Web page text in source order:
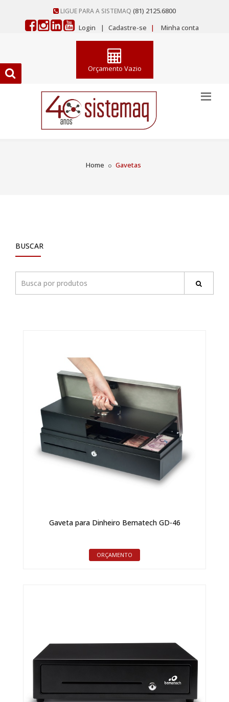
LIGUE PARA A SISTEMAQ (81) 2125.6800
Login
| Cadastre-se | Minha conta
Orçamento Vazio
Home Gavetas
BUSCAR
Gaveta para Dinheiro Bematech GD-46
ORÇAMENTO